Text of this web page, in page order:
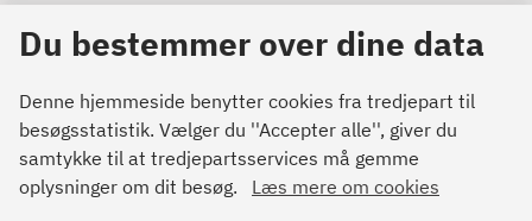
Sikkerdigital
Sikkerdigital
Bemærk!
Du bestemmer over dine data
Denne hjemmeside benytter cookies fra tredjepart til
besøgsstatistik. Vælger du ''Accepter alle'', giver du
samtykke til at tredjepartsservices må gemme
oplysninger om dit besøg.
Læs mere om cookies